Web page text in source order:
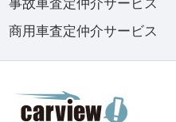
事故車査定仲介サービス
商用車査定仲介サービス